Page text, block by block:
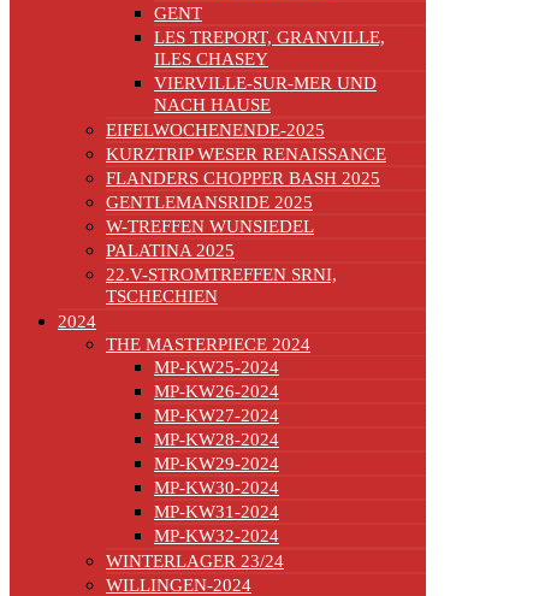
GENT
LES TREPORT, GRANVILLE,
ILES CHASEY
VIERVILLE-SUR-MER UND
NACH HAUSE
EIFELWOCHENENDE-2025
KURZTRIP WESER RENAISSANCE
FLANDERS CHOPPER BASH 2025
GENTLEMANSRIDE 2025
W-TREFFEN WUNSIEDEL
PALATINA 2025
22.V-STROMTREFFEN SRNI,
TSCHECHIEN
2024
THE MASTERPIECE 2024
MP-KW25-2024
MP-KW26-2024
MP-KW27-2024
MP-KW28-2024
MP-KW29-2024
MP-KW30-2024
MP-KW31-2024
MP-KW32-2024
WINTERLAGER 23/24
WILLINGEN-2024